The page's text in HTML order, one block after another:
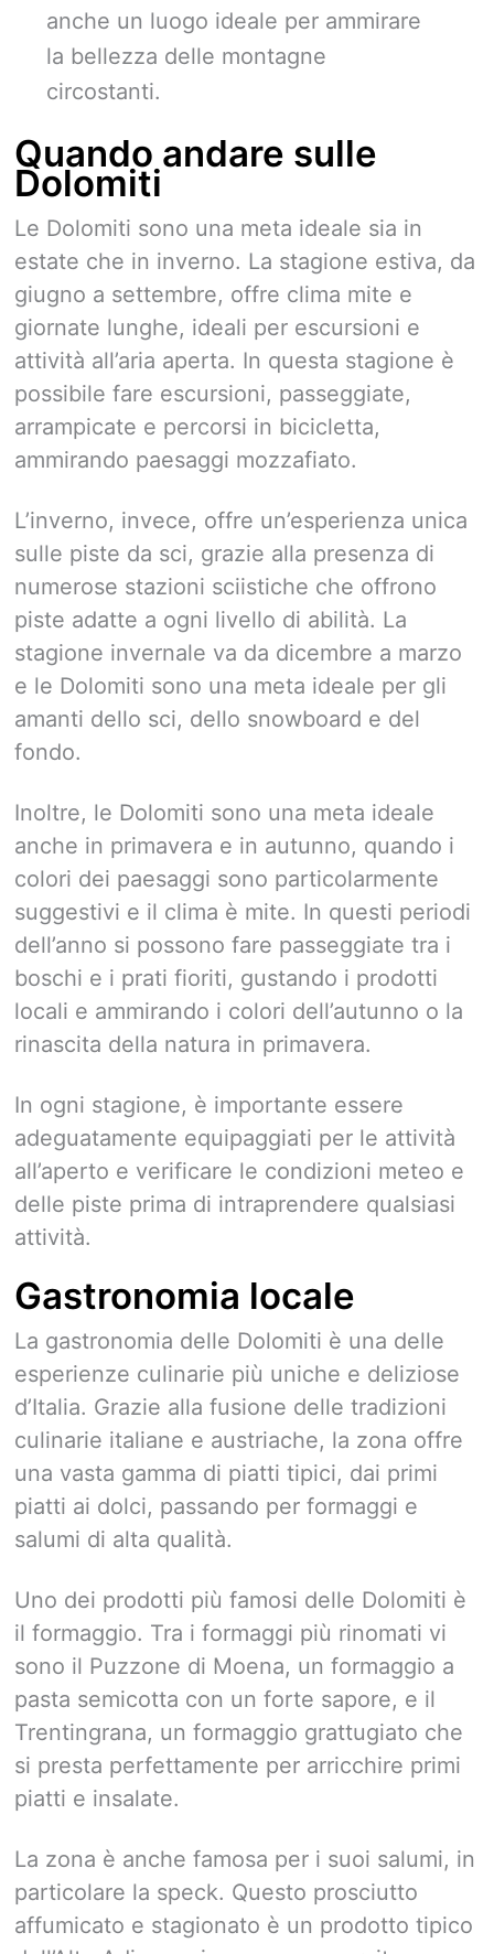
anche un luogo ideale per ammirare
la bellezza delle montagne
circostanti.
Quando andare sulle
Dolomiti
Le Dolomiti sono una meta ideale sia in
estate che in inverno. La stagione estiva, da
giugno a settembre, offre clima mite e
giornate lunghe, ideali per escursioni e
attività all’aria aperta. In questa stagione è
possibile fare escursioni, passeggiate,
arrampicate e percorsi in bicicletta,
ammirando paesaggi mozzafiato.
L’inverno, invece, offre un’esperienza unica
sulle piste da sci, grazie alla presenza di
numerose stazioni sciistiche che offrono
piste adatte a ogni livello di abilità. La
stagione invernale va da dicembre a marzo
e le Dolomiti sono una meta ideale per gli
amanti dello sci, dello snowboard e del
fondo.
Inoltre, le Dolomiti sono una meta ideale
anche in primavera e in autunno, quando i
colori dei paesaggi sono particolarmente
suggestivi e il clima è mite. In questi periodi
dell’anno si possono fare passeggiate tra i
boschi e i prati fioriti, gustando i prodotti
locali e ammirando i colori dell’autunno o la
rinascita della natura in primavera.
In ogni stagione, è importante essere
adeguatamente equipaggiati per le attività
all’aperto e verificare le condizioni meteo e
delle piste prima di intraprendere qualsiasi
attività.
Gastronomia locale
La gastronomia delle Dolomiti è una delle
esperienze culinarie più uniche e deliziose
d’Italia. Grazie alla fusione delle tradizioni
culinarie italiane e austriache, la zona offre
una vasta gamma di piatti tipici, dai primi
piatti ai dolci, passando per formaggi e
salumi di alta qualità.
Uno dei prodotti più famosi delle Dolomiti è
il formaggio. Tra i formaggi più rinomati vi
sono il Puzzone di Moena, un formaggio a
pasta semicotta con un forte sapore, e il
Trentingrana, un formaggio grattugiato che
si presta perfettamente per arricchire primi
piatti e insalate.
La zona è anche famosa per i suoi salumi, in
particolare la speck. Questo prosciutto
affumicato e stagionato è un prodotto tipico